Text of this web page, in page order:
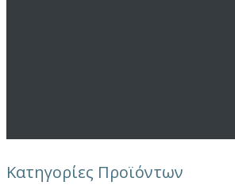
Κατηγορίες Προϊόντων